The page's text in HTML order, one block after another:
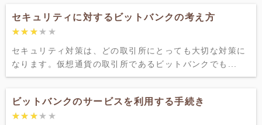
セキュリティに対するビットバンクの考え方
★★★★★
★★★★★
セキュリティ対策は、どの取引所にとっても大切な対策に
なります。仮想通貨の取引所であるビットバンクでも...
ビットバンクのサービスを利用する手続き
★★★★★
★★★★★